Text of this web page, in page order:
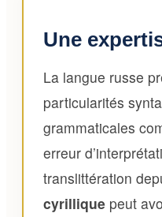
Une
La langue russe
particularités
grammaticales
erreur
translittération
cyrillique peut